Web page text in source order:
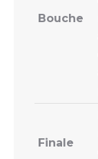
Bouche
Finale